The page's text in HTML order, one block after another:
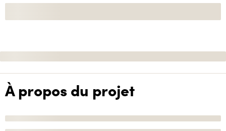
À propos du projet